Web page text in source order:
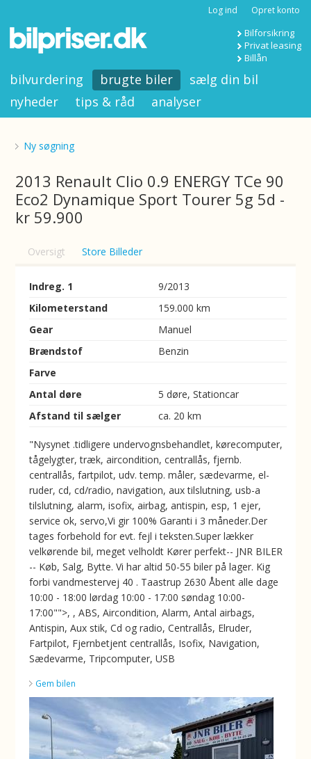
Log ind Opret konto
Bilforsikring
Privat leasing
Billån
bilvurdering brugte biler
sælg din bil
nyheder
tips & råd analyser
Ny søgning
2013 Renault Clio 0.9 ENERGY TCe 90
Eco2 Dynamique Sport Tourer 5g 5d -
kr 59.900
Oversigt Store Billeder
Indreg. 1
9/2013
Kilometerstand
159.000 km
Gear
Manuel
Brændstof
Benzin
Farve
Antal døre
5 døre, Stationcar
Afstand til sælger
ca. 20 km
"Nysynet .tidligere undervognsbehandlet, kørecomputer,
tågelygter, træk, aircondition, centrallås, fjernb.
centrallås, fartpilot, udv. temp. måler, sædevarme, el-
ruder, cd, cd/radio, navigation, aux tilslutning, usb-a
tilslutning, alarm, isofix, airbag, antispin, esp, 1 ejer,
service ok, servo,Vi gir 100% Garanti i 3 måneder.Der
tages forbehold for evt. fejl i teksten.Super lækker
velkørende bil, meget velholdt Kører perfekt-- JNR BILER
-- Køb, Salg, Bytte. Vi har altid 50-55 biler på lager. Kig
forbi vandmestervej 40 . Taastrup 2630 Åbent alle dage
10:00 - 18:00 lørdag 10:00 - 17:00 søndag 10:00-
17:00"">, , ABS, Aircondition, Alarm, Antal airbags,
Antispin, Aux stik, Cd og radio, Centrallås, Elruder,
Fartpilot, Fjernbetjent centrallås, Isofix, Navigation,
Sædevarme, Tripcomputer, USB
Gem bilen